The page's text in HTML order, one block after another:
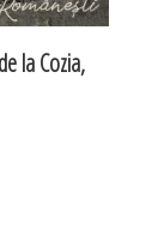
la Cozia,